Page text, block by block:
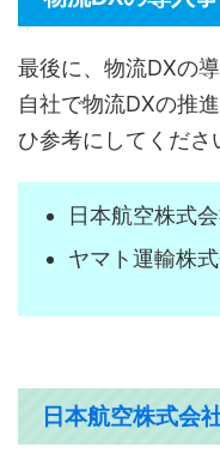
最後に、物流DXの
自社で物流DXの推
ひ参考にしてくださ
日本航空株式
ヤマト運輸株
日本航空株式会